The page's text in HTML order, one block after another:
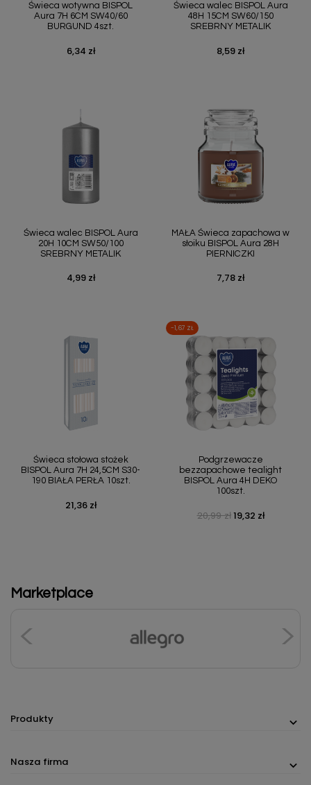
Świeca wotywna BISPOL
Aura 7H 6CM SW40/60
BURGUND 4szt.
Cena
6,34 zł
Świeca walec BISPOL Aura
48H 15CM SW60/150
SREBRNY METALIK
Cena
8,59 zł
Świeca walec BISPOL Aura
20H 10CM SW50/100
SREBRNY METALIK
Cena
4,99 zł
MAŁA Świeca zapachowa w
słoiku BISPOL Aura 28H
PIERNICZKI
Cena
7,78 zł
Świeca stołowa stożek
BISPOL Aura 7H 24,5CM S30-
190 BIAŁA PERŁA 10szt.
Cena
21,36 zł
Podgrzewacze
bezzapachowe tealight
BISPOL Aura 4H DEKO
100szt.
Cena podstawowa
20,99 zł Cena
19,32 zł
-1,67 ZŁ
Marketplace
Produkty
Nasza firma